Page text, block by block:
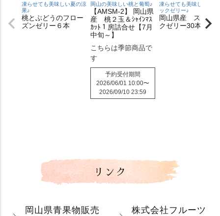
凍らせても美味しい夏の涼
果♪
桃とぶどうのフロー
ズンゼリー６本
岡山の美味しい桃と葡萄♪
【AMSM-2】 岡山県
産 桃２玉＆ｼｬｲﾝﾏｽ
ｶｯﾄ１房詰合せ【7月
中旬～】
こちらは季節商品で
す
予約受付期間
2026/06/01 10:00〜
2026/09/10 23:59
凍らせても美味しいステ
ックゼリー♪
岡山県産 スティ
クゼリー30本入り
リンク
岡山県青果物販売
株式会社フルーツ